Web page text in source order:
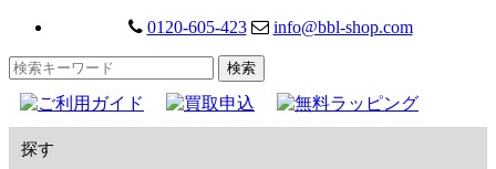
0120-605-423 info@bbl-shop.com
探す